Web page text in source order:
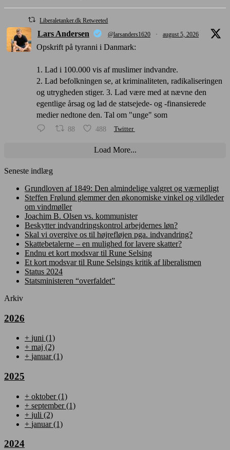
Liberaletanker.dk Retweeted
Lars Andersen @larsanders1620 · august 5, 2026
Opskrift på tyranni i Danmark:
1. Lad i 100.000 vis af muslimer indvandre.
2. Lad befolkningen se, at kriminaliteten, radikaliseringen
og utrygheden stiger. 3. Lad være med at nævne den
egentlige årsag og lad de statsejede- og -finansierede
medier nedtone den. Tal om "unge" som
88 488 Twitter
Load More...
Seneste indlæg
Grundloven af 1849: Den almindelige valgret og værnepligt
Steffen Frølund glemmer den økonomiske vinkel og vildleder
om vindmøller
Joachim B. Olsen vs. kommunister
Beskytter indvandringskontrol arbejdernes løn?
Skal vi overgive os til højrefløjen pga. indvandring?
Skattebetalerne – en mulighed for lavere skatter?
Endnu et kort modsvar til Rune Selsing
Et kort modsvar til Rune Selsings kritik af liberalismen
Status 2024
Statsministeren “overfaldet”
Arkiv
2026
+ juni (1)
+ maj (2)
+ januar(1)
2025
+ oktober(1)
+ september(1)
+ juli (2)
+ januar(1)
2024